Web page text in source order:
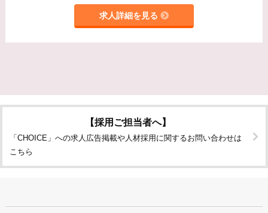
求人詳細を見る
【採用ご担当者へ】
「CHOICE」への求人広告掲載や人材採用に関するお問い合わせは
こちら